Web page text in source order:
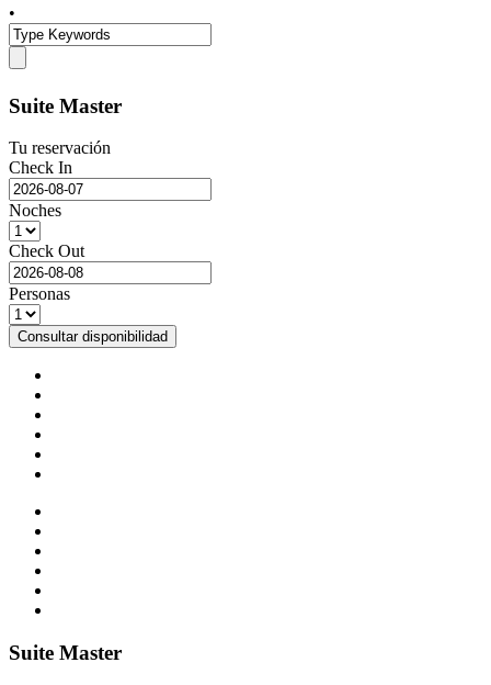
•
Suite Master
Tu reservación
Check In
Noches
Check Out
Personas
Suite Master